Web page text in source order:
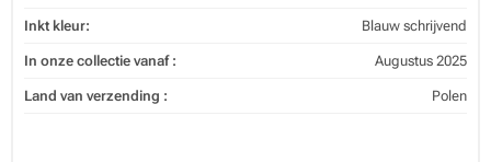
Inkt kleur: Blauw schrijvend
In onze collectie vanaf : Augustus 2025
Land van verzending : Polen